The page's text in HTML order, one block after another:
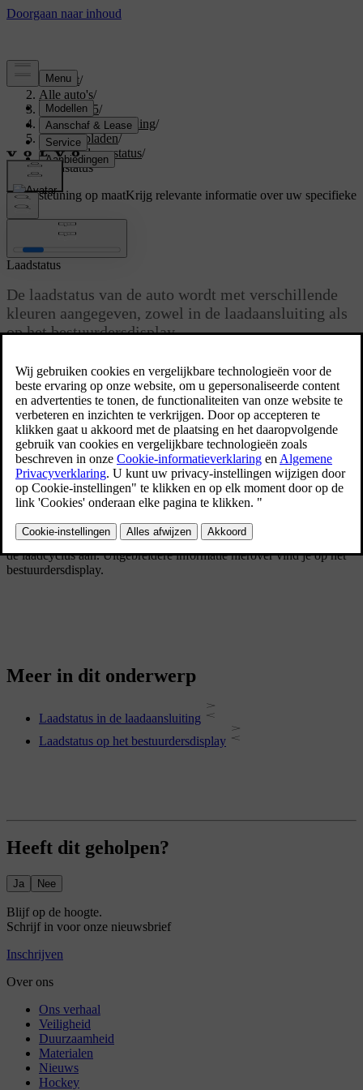
Support/
Alle auto's/
EX40 2025/
Gebruikershandleiding/
Je auto opladen/
Laadtijd en -status/
Laadstatus
Ondersteuning op maatKrijg relevante informatie over uw specifieke
auto.
Laadstatus
De laadstatus van de auto wordt met verschillende
kleuren aangegeven, zowel in de laadaansluiting als
op het bestuurdersdisplay.
1Informatie over de laadstatus op het
bestuurdersdisplay
2Informatie over de laadstatus bij de laadaansluiting
Het lampje van de laadaansluiting geeft alleen de huidige status van
de laadcyclus aan. Uitgebreidere informatie hierover vind je op het
bestuurdersdisplay.
Meer in dit onderwerp
Laadstatus in de laadaansluiting
Laadstatus op het bestuurdersdisplay
Heeft dit geholpen?
Ja Nee